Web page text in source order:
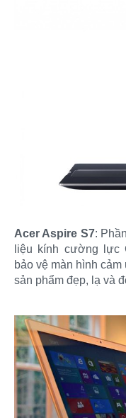
Acer Aspire S7:
liệu kính cường lực
bảo vệ màn hình
sản phẩm đẹp, lạ và